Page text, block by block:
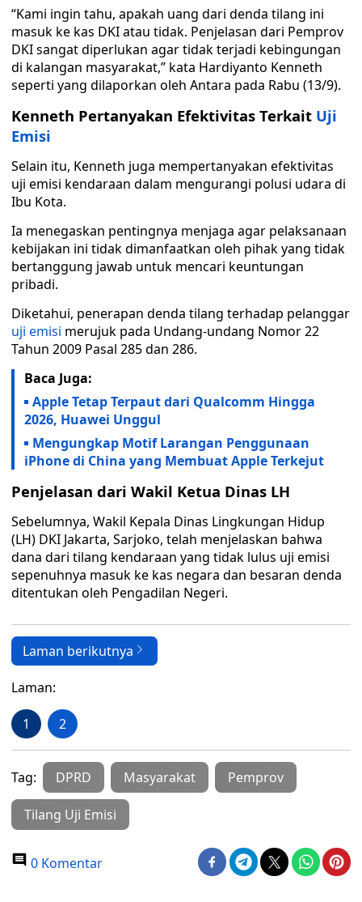
“Kami ingin tahu, apakah uang dari denda tilang ini
masuk ke kas DKI atau tidak. Penjelasan dari Pemprov
DKI sangat diperlukan agar tidak terjadi kebingungan
di kalangan masyarakat,” kata Hardiyanto Kenneth
seperti yang dilaporkan oleh Antara pada Rabu (13/9).
Kenneth Pertanyakan Efektivitas Terkait Uji
Emisi
Selain itu, Kenneth juga mempertanyakan efektivitas
uji emisi kendaraan dalam mengurangi polusi udara di
Ibu Kota.
Ia menegaskan pentingnya menjaga agar pelaksanaan
kebijakan ini tidak dimanfaatkan oleh pihak yang tidak
bertanggung jawab untuk mencari keuntungan
pribadi.
Diketahui, penerapan denda tilang terhadap pelanggar
uji emisi merujuk pada Undang-undang Nomor 22
Tahun 2009 Pasal 285 dan 286.
Baca Juga:
Apple Tetap Terpaut dari Qualcomm Hingga
2026, Huawei Unggul
Mengungkap Motif Larangan Penggunaan
iPhone di China yang Membuat Apple Terkejut
Penjelasan dari Wakil Ketua Dinas LH
Sebelumnya, Wakil Kepala Dinas Lingkungan Hidup
(LH) DKI Jakarta, Sarjoko, telah menjelaskan bahwa
dana dari tilang kendaraan yang tidak lulus uji emisi
sepenuhnya masuk ke kas negara dan besaran denda
ditentukan oleh Pengadilan Negeri.
Laman berikutnya
Laman:
1 2
Tag: DPRD Masyarakat Pemprov
Tilang Uji Emisi
0 Komentar